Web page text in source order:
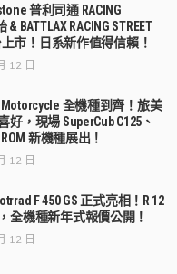
普利司通 RACING
& BATTLAX RACING STREET
市！日系新作值得信賴！
12 日
Motorcycle 全機種到齊！旅美
，現場 SuperCub C125、
新機種展出！
12 日
F 450 GS 正式亮相！R 12
全機種新年式報價公開！
12 日